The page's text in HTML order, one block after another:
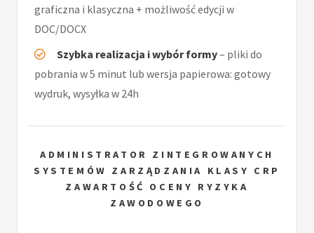
graficzna i klasyczna + możliwość edycji w
DOC/DOCX
Szybka realizacja i wybór formy– pliki do
pobrania w 5 minut lub wersja papierowa: gotowy
wydruk, wysyłka w 24h
ADMINISTRATOR ZINTEGROWANYCH
SYSTEMÓW ZARZĄDZANIA KLASY CRP
ZAWARTOŚĆ OCENY RYZYKA
ZAWODOWEGO